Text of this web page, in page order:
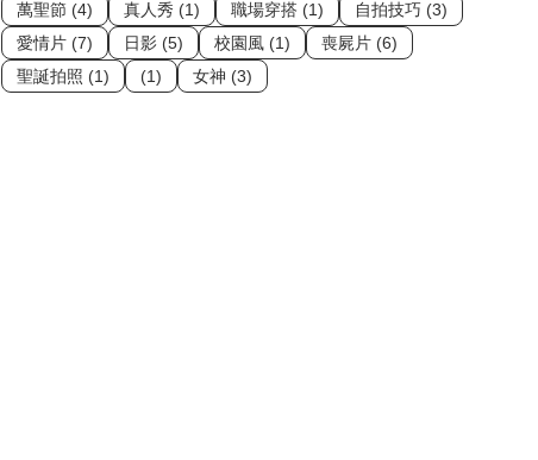
萬聖節 (4)
真人秀 (1) 職場穿搭 (1)
自拍技巧 (3)
愛情片 (7)
日影 (5) 校園風 (1)
喪屍片 (6)
聖誕拍照 (1)
(1) 女神 (3)